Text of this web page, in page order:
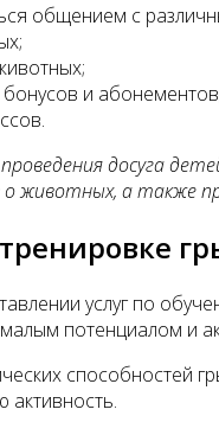
общением с
и
досуга
а также
услуг по
потенциалом и